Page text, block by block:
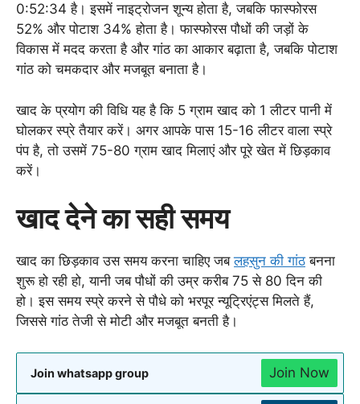
0:52:34 है। इसमें नाइट्रोजन शून्य होता है, जबकि फास्फोरस
52% और पोटाश 34% होता है। फास्फोरस पौधों की जड़ों के
विकास में मदद करता है और गांठ का आकार बढ़ाता है, जबकि पोटाश
गांठ को चमकदार और मजबूत बनाता है।
खाद के प्रयोग की विधि यह है कि 5 ग्राम खाद को 1 लीटर पानी में
घोलकर स्प्रे तैयार करें। अगर आपके पास 15-16 लीटर वाला स्प्रे
पंप है, तो उसमें 75-80 ग्राम खाद मिलाएं और पूरे खेत में छिड़काव
करें।
खाद देने का सही समय
खाद का छिड़काव उस समय करना चाहिए जबलहसुन की गांठबनना
शुरू हो रही हो, यानी जब पौधों की उम्र करीब 75 से 80 दिन की
हो। इस समय स्प्रे करने से पौधे को भरपूर न्यूट्रिएंट्स मिलते हैं,
जिससे गांठ तेजी से मोटी और मजबूत बनती है।
Join whatsapp group Join Now